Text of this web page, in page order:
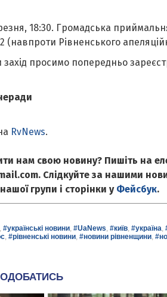
18:30. Громадська
(навпроти Рівненського
захід просимо попередньо
RvNews.
нам свою новину? Пишіть на
Слідкуйте за нашими
групи і сторінки у Фейсбук.
#українські новини, #UaNews, #київ, #україна,
, #рівненські новини, #новини рівненщини,